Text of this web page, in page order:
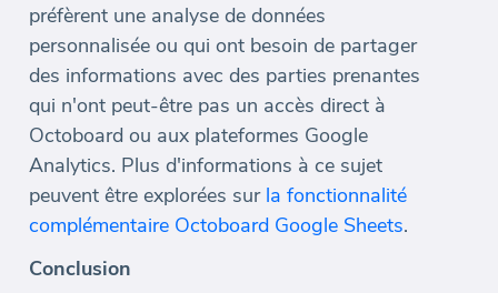
préfèrent une analyse de données
personnalisée ou qui ont besoin de partager
des informations avec des parties prenantes
qui n'ont peut-être pas un accès direct à
Octoboard ou aux plateformes Google
Analytics. Plus d'informations à ce sujet
peuvent être explorées sur la fonctionnalité
complémentaire Octoboard Google Sheets.
Conclusion